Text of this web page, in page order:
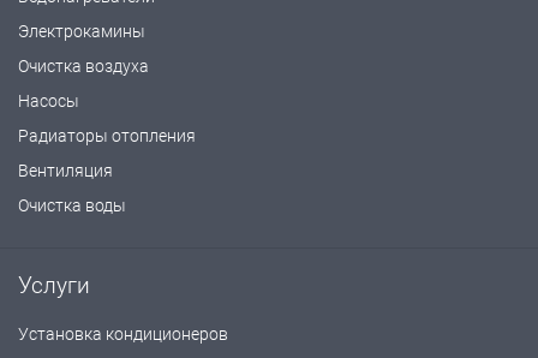
Электрокамины
Очистка воздуха
Насосы
Радиаторы отопления
Вентиляция
Очистка воды
Услуги
Установка кондиционеров